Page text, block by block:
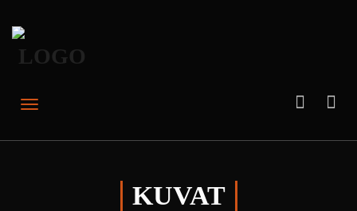
KUVAT